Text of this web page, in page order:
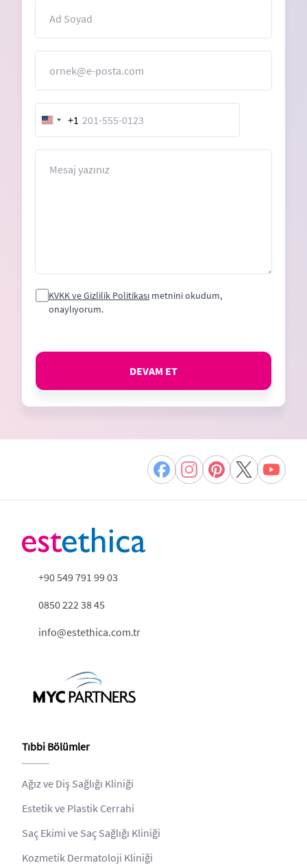
United
States
+1
KVKK ve Gizlilik Politikası metnini okudum,
onaylıyorum.
DEVAM ET
+90 549 791 99 03
0850 222 38 45
info@estethica.com.tr
Tıbbi Bölümler
Ağız ve Diş Sağlığı Kliniği
Estetik ve Plastik Cerrahi
Saç Ekimi ve Saç Sağlığı Kliniği
Kozmetik Dermatoloji Kliniği